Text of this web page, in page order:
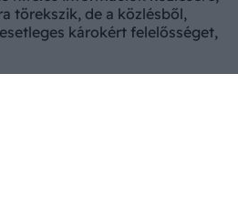
törekszik, de a közlésből,
károkért felelősséget,